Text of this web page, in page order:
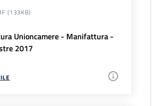
(133KB)
Unioncamere - Manifattura -
2017